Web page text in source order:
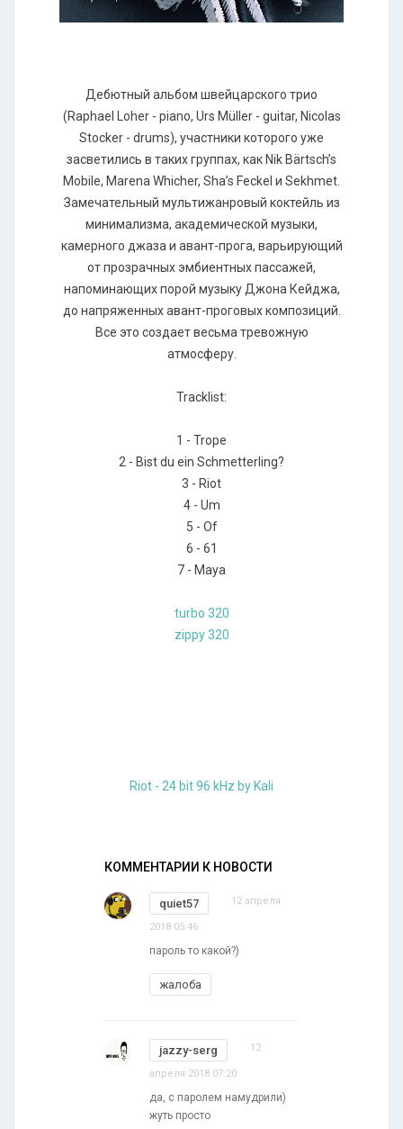
Дебютный альбом швейцарского трио
(Raphael Loher - piano, Urs Müller - guitar, Nicolas
Stocker - drums), участники которого уже
засветились в таких группах, как Nik Bärtsch’s
Mobile, Marena Whicher, Sha’s Feckel и Sekhmet.
Замечательный мультижанровый коктейль из
минимализма, академической музыки,
камерного джаза и авант-прога, варьирующий
от прозрачных эмбиентных пассажей,
напоминающих порой музыку Джона Кейджа,
до напряженных авант-проговых композиций.
Все это создает весьма тревожную
атмосферу.
Tracklist:
1 - Trope
2 - Bist du ein Schmetterling?
3 - Riot
4 - Um
5 - Of
6 - 61
7 - Maya
turbo 320
zippy 320
Riot - 24 bit 96 kHz by Kali
КОММЕНТАРИИ К НОВОСТИ
quiet57 12 апреля
2018 05:46
пароль то какой?)
жалоба
jazzy-serg 12
апреля 2018 07:20
да, с паролем намудрили)
жуть просто